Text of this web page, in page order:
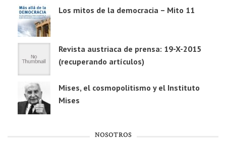
Los mitos de la democracia – Mito 11
Revista austriaca de prensa: 19-X-2015
(recuperando artículos)
Mises, el cosmopolitismo y el Instituto
Mises
NOSOTROS